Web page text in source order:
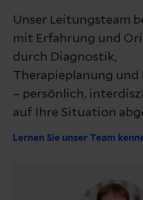
Unser Leitungsteam
mit Erfahrung und
durch Diagnostik,
Therapieplanung und
– persönlich,
auf Ihre Situation
Lernen Sie unser Team